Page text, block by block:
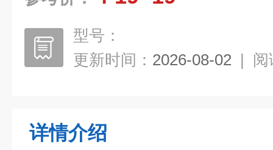
型号：
更新时间： 2026-08-02 | 阅
详情介绍